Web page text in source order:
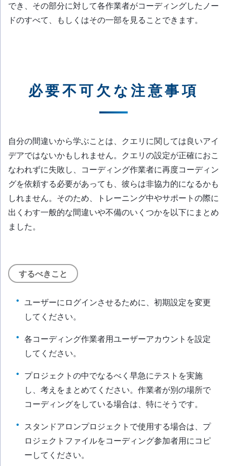
でき、その部分に対して各作業者がコーディングしたノー
ドのすべて、もしくはその一部を見ることできます。
必要不可欠な注意事項
自分の間違いから学ぶことは、クエリに関しては良いアイ
デアではないかもしれません。クエリの設定が正確におこ
なわれずに失敗し、コーディング作業者に再度コーディン
グを依頼する必要があっても、彼らは非協力的になるかも
しれません。そのため、トレーニング中やサポートの際に
出くわす一般的な間違いや不備のいくつかを以下にまとめ
ました。
するべきこと
ユーザーにログインさせるために、初期設定を変更
してください。
各コーディング作業者用ユーザーアカウントを設定
してください。
プロジェクトの中でなるべく早急にテストを実施
し、考えをまとめてください。作業者が別の場所で
コーディングをしている場合は、特にそうです。
スタンドアロンプロジェクトで使用する場合は、プ
ロジェクトファイルをコーディング参加者用にコピ
ーしてください。